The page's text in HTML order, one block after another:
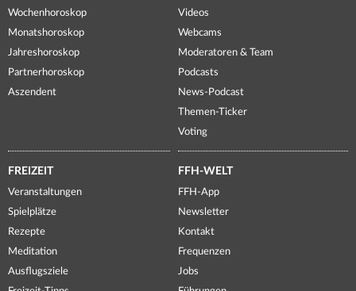
Wochenhoroskop
Monatshoroskop
Jahreshoroskop
Partnerhoroskop
Aszendent
Videos
Webcams
Moderatoren & Team
Podcasts
News-Podcast
Themen-Ticker
Voting
FREIZEIT
Veranstaltungen
Spielplätze
Rezepte
Meditation
Ausflugsziele
FFH-WELT
FFH-App
Newsletter
Kontakt
Frequenzen
Jobs